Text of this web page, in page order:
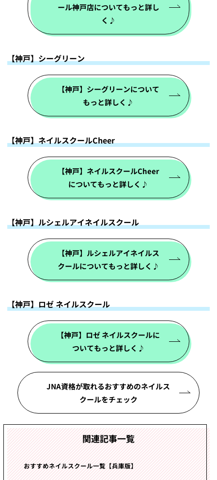
ール神戸店についてもっと詳し
く♪
【神戸】シーグリーン
【神戸】シーグリーンについて
もっと詳しく♪
【神戸】ネイルスクールCheer
【神戸】ネイルスクールCheer
についてもっと詳しく♪
【神戸】ルシェルアイネイルスクール
【神戸】ルシェルアイネイルス
クールについてもっと詳しく♪
【神戸】ロゼ ネイルスクール
【神戸】ロゼ ネイルスクールに
ついてもっと詳しく♪
JNA資格が取れるおすすめのネイルス
クールをチェック
関連記事一覧
おすすめネイルスクール一覧【兵庫版】